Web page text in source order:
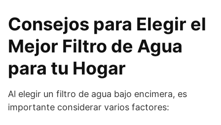
Consejos para Elegir el
Mejor Filtro de Agua
para tu Hogar
Al elegir un filtro de agua bajo encimera, es
importante considerar varios factores: